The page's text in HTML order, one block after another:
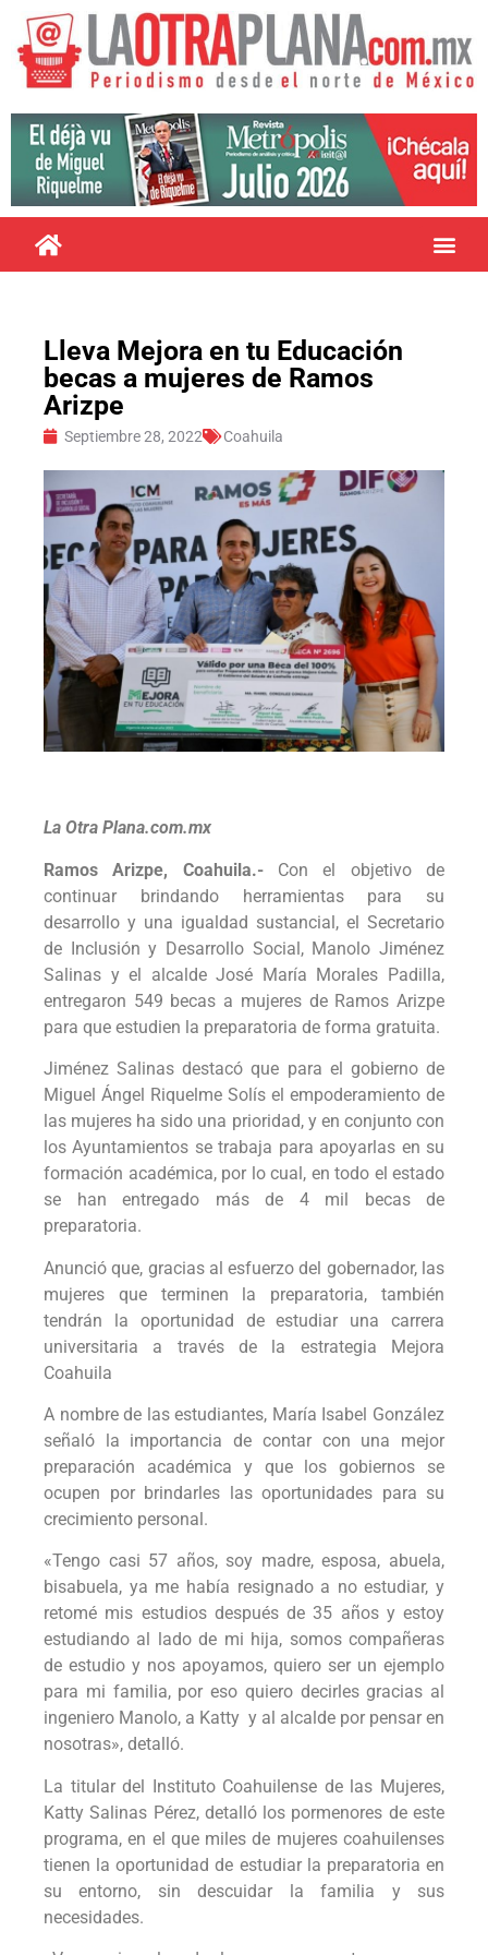
Lleva Mejora en tu Educación
becas a mujeres de Ramos
Arizpe
Septiembre 28, 2022 Coahuila
La Otra Plana.com.mx
Ramos Arizpe, Coahuila.-Con el objetivo de
continuar brindando herramientas para su
desarrollo y una igualdad sustancial, el Secretario
de Inclusión y Desarrollo Social, Manolo Jiménez
Salinas y el alcalde José María Morales Padilla,
entregaron 549 becas a mujeres de Ramos Arizpe
para que estudien la preparatoria de forma gratuita.
Jiménez Salinas destacó que para el gobierno de
Miguel Ángel Riquelme Solís el empoderamiento de
las mujeres ha sido una prioridad, y en conjunto con
los Ayuntamientos se trabaja para apoyarlas en su
formación académica, por lo cual, en todo el estado
se han entregado más de 4 mil becas de
preparatoria.
Anunció que, gracias al esfuerzo del gobernador, las
mujeres que terminen la preparatoria, también
tendrán la oportunidad de estudiar una carrera
universitaria a través de la estrategia Mejora
Coahuila
A nombre de las estudiantes, María Isabel González
señaló la importancia de contar con una mejor
preparación académica y que los gobiernos se
ocupen por brindarles las oportunidades para su
crecimiento personal.
«Tengo casi 57 años, soy madre, esposa, abuela,
bisabuela, ya me había resignado a no estudiar, y
retomé mis estudios después de 35 años y estoy
estudiando al lado de mi hija, somos compañeras
de estudio y nos apoyamos, quiero ser un ejemplo
para mi familia, por eso quiero decirles gracias al
ingeniero Manolo, a Katty y al alcalde por pensar en
nosotras», detalló.
La titular del Instituto Coahuilense de las Mujeres,
Katty Salinas Pérez, detalló los pormenores de este
programa, en el que miles de mujeres coahuilenses
tienen la oportunidad de estudiar la preparatoria en
su entorno, sin descuidar la familia y sus
necesidades.